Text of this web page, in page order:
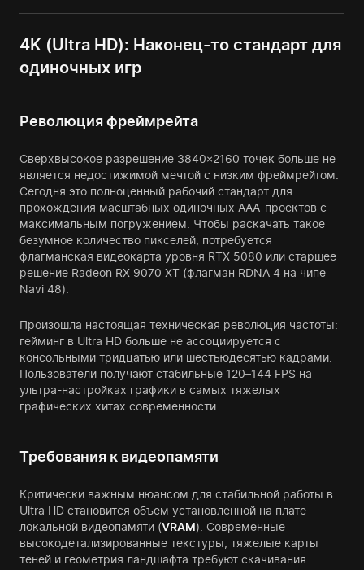
4K (Ultra HD): Наконец-то стандарт для
одиночных игр
Революция фреймрейта
Сверхвысокое разрешение 3840×2160 точек больше не
является недостижимой мечтой с низким фреймрейтом.
Сегодня это полноценный рабочий стандарт для
прохождения масштабных одиночных AAA-проектов с
максимальным погружением. Чтобы раскачать такое
безумное количество пикселей, потребуется
флагманская видеокарта уровня RTX 5080 или старшее
решение Radeon RX 9070 XT (флагман RDNA 4 на чипе
Navi 48).
Произошла настоящая техническая революция частоты:
гейминг в Ultra HD больше не ассоциируется с
консольными тридцатью или шестьюдесятью кадрами.
Пользователи получают стабильные 120–144 FPS на
ультра-настройках графики в самых тяжелых
графических хитах современности.
Требования к видеопамяти
Критически важным нюансом для стабильной работы в
Ultra HD становится объем установленной на плате
локальной видеопамяти (VRAM). Современные
высокодетализированные текстуры, тяжелые карты
теней и геометрия ландшафта требуют скачивания